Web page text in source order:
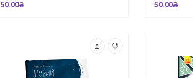
50.00₴ 50.00₴